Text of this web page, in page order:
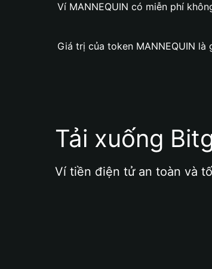
Ví MANNEQUIN có miễn phí
Giá trị của token MANNEQUIN là
Tải xuống
Ví tiền điện tử an toàn và